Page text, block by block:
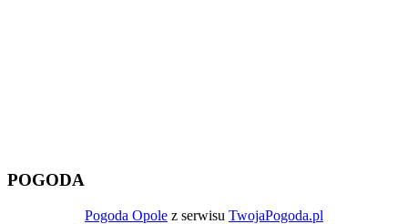
POGODA
Pogoda Opole z serwisu TwojaPogoda.pl